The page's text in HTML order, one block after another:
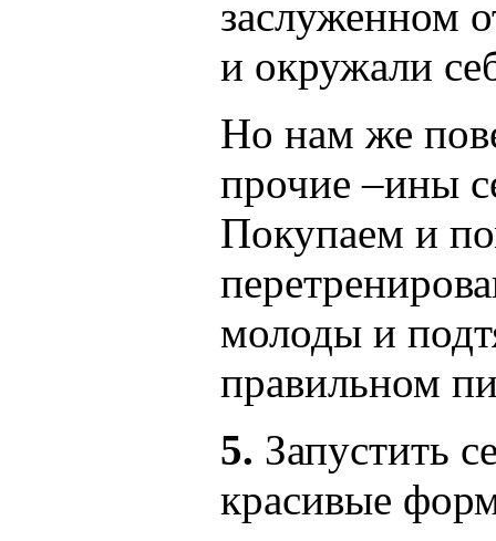
заслуженном
и окружали
Но нам же
прочие –ины
Покупаем и
молоды и
правильном
5. Запустить
красивые